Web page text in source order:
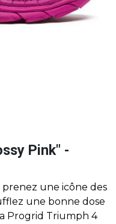
Pink" -
une icône des
une bonne dose
Progrid Triumph 4